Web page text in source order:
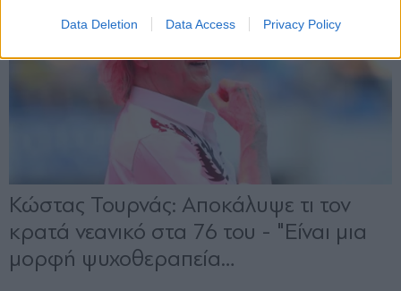
Data Deletion Data Access Privacy Policy